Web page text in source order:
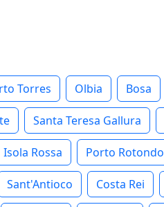
Torres Olbia Bosa
Santa Teresa Gallura
Isola Rossa Porto Rotondo
Sant'Antioco Costa Rei